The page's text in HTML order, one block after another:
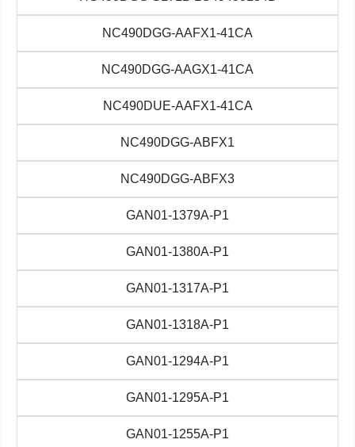
NC490DGG-AAFX1-41CA
NC490DGG-AAGX1-41CA
NC490DUE-AAFX1-41CA
NC490DGG-ABFX1
NC490DGG-ABFX3
GAN01-1379A-P1
GAN01-1380A-P1
GAN01-1317A-P1
GAN01-1318A-P1
GAN01-1294A-P1
GAN01-1295A-P1
GAN01-1255A-P1